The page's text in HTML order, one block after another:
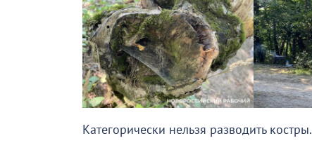
Категорически нельзя разводить костры.